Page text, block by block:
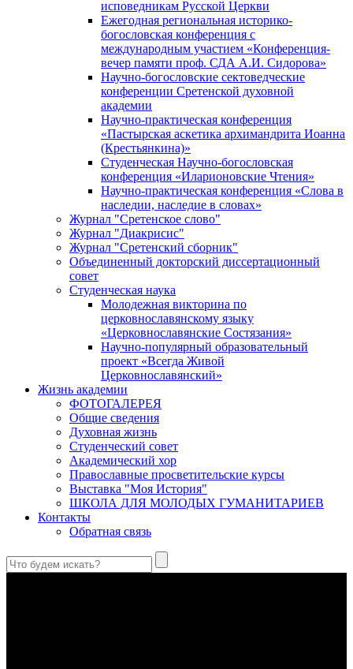
исповедникам Русской Церкви
Ежегодная региональная историко-
богословская конференция с
международным участием «Конференция-
вечер памяти проф. СДА А.И. Сидорова»
Научно-богословские сектоведческие
конференции Сретенской духовной
академии
Научно-практическая конференция
«Пастырская аскетика архимандрита Иоанна
(Крестьянкина)»
Студенческая Научно-богословская
конференция «Иларионовские Чтения»
Научно-практическая конференция «Cлова в
наследии, наследие в словах»
Журнал "Сретенское слово"
Журнал "Диакрисис"
Журнал "Сретенский сборник"
Объединенный докторский диссертационный
совет
Студенческая наука
Молодежная викторина по
церковнославянскому языку
«Церковнославянские Состязания»
Научно-популярный образовательный
проект «Всегда Живой
Церковнославянский»
Жизнь академии
ФОТОГАЛЕРЕЯ
Общие сведения
Духовная жизнь
Студенческий совет
Академический хор
Православные просветительские курсы
Выставка "Моя История"
ШКОЛА ДЛЯ МОЛОДЫХ ГУМАНИТАРИЕВ
Контакты
Обратная связь